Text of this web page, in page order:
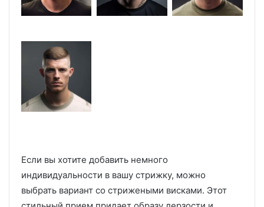
Если вы хотите добавить немного
индивидуальности в вашу стрижку, можно
выбрать вариант со стрижеными висками. Этот